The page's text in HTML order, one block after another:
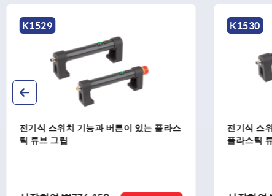
버튼이 있는 플라스
전기식 스위치 기능과 두개의 버튼